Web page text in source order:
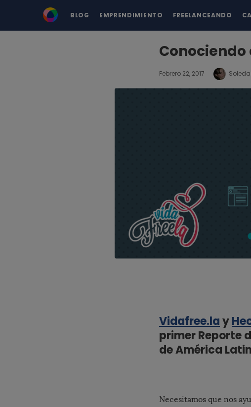
BLOG EMPRENDIMIENTO FREELANCEANDO
Conociendo
Febrero 22, 2017
Vidafree.lay
primer Reporte
de América
Necesitamos que nos